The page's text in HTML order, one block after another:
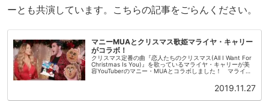
ーとも共演しています。こちらの記事をごらんください。
マニーMUAとクリスマス歌姫マライヤ・キャリー
がコラボ！
クリスマス定番の曲『恋人たちのクリスマス(All I Want For
Christmas Is You)』を歌っているマライヤ・キャリーが美
容YouTuberのマニー・MUAとコラボしました！ マライヤ
2019.11.27